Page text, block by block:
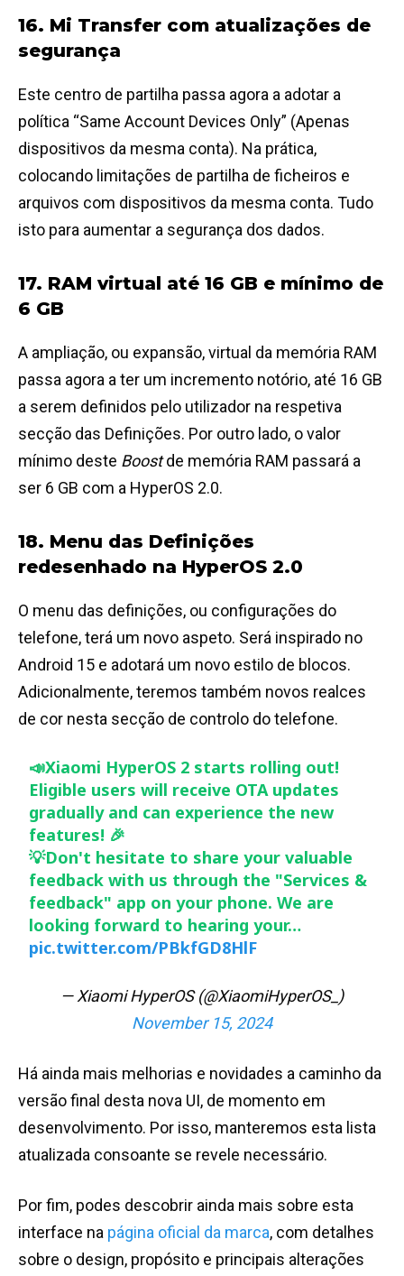
16. Mi Transfer com atualizações de
segurança
Este centro de partilha passa agora a adotar a
política “Same Account Devices Only” (Apenas
dispositivos da mesma conta). Na prática,
colocando limitações de partilha de ficheiros e
arquivos com dispositivos da mesma conta. Tudo
isto para aumentar a segurança dos dados.
17. RAM virtual até 16 GB e mínimo de
6 GB
A ampliação, ou expansão, virtual da memória RAM
passa agora a ter um incremento notório, até 16 GB
a serem definidos pelo utilizador na respetiva
secção das Definições. Por outro lado, o valor
mínimo deste Boostde memória RAM passará a
ser 6 GB com a HyperOS 2.0.
18. Menu das Definições
redesenhado na HyperOS 2.0
O menu das definições, ou configurações do
telefone, terá um novo aspeto. Será inspirado no
Android 15 e adotará um novo estilo de blocos.
Adicionalmente, teremos também novos realces
de cor nesta secção de controlo do telefone.
📣Xiaomi HyperOS 2 starts rolling out!
Eligible users will receive OTA updates
gradually and can experience the new
features! 🎉
💡Don't hesitate to share your valuable
feedback with us through the "Services &
feedback" app on your phone. We are
looking forward to hearing your…
pic.twitter.com/PBkfGD8HlF
— Xiaomi HyperOS (@XiaomiHyperOS_)
November 15, 2024
Há ainda mais melhorias e novidades a caminho da
versão final desta nova UI, de momento em
desenvolvimento. Por isso, manteremos esta lista
atualizada consoante se revele necessário.
Por fim, podes descobrir ainda mais sobre esta
interface na página oficial da marca, com detalhes
sobre o design, propósito e principais alterações